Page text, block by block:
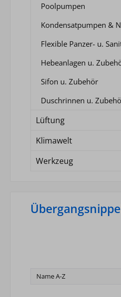
Poolpumpen
Kondensatpumpen &
Flexible Panzer- u.
Hebeanlagen u.
Sifon u. Zubehör
Duschrinnen u.
Lüftung
Klimawelt
Werkzeug